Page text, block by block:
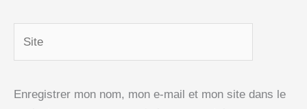
Enregistrer mon nom, mon e-mail et mon site dans le